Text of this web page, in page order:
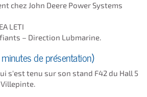
chez John Deere Power Systems
LETI
– Direction Lubmarine.
de présentation)
s'est tenu sur son stand F42 du Hall 5